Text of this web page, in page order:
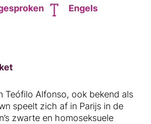
Engels
Teófilo Alfonso, ook bekend als
speelt zich af in Parijs in de
zwarte en homoseksuele